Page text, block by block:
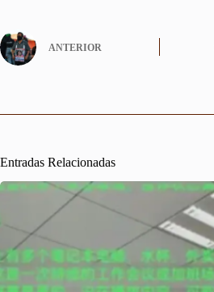
ANTERIOR
Entradas Relacionadas